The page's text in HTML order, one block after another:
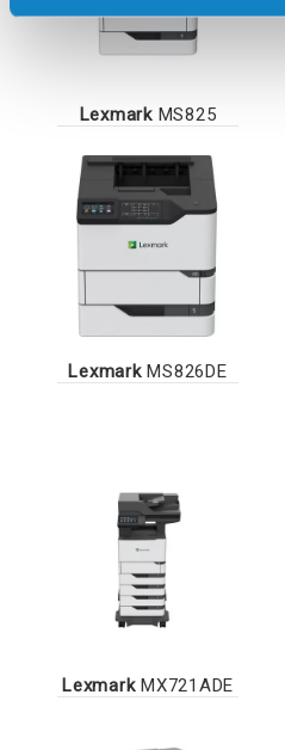
LexmarkMS825
LexmarkMS826DE
LexmarkMX721ADE